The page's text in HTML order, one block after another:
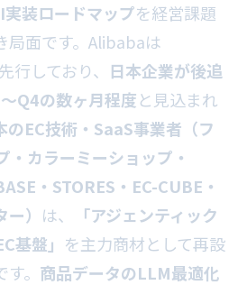
装ロードマップを経営課題
局面です。Alibabaは
しており、
日本企業が後追
Q4の数ヶ月程度と見込まれ
のEC技術・SaaS事業者（フ
・カラーミーショップ・
・STORES・EC-CUBE・
） は、
「アジェンティック
基盤」 を主力商材として再設
。 商品データのLLM最適化